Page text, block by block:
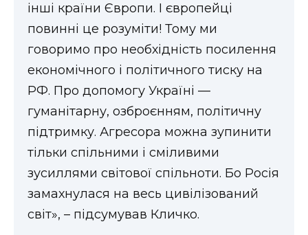
інші країни Європи. І європейці
повинні це розуміти! Тому ми
говоримо про необхідність посилення
економічного і політичного тиску на
РФ. Про допомогу Україні —
гуманітарну, озброєнням, політичну
підтримку. Агресора можна зупинити
тільки спільними і сміливими
зусиллями світової спільноти. Бо Росія
замахнулася на весь цивілізований
світ», – підсумував Кличко.